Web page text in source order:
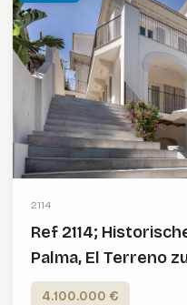
2114
Ref 2114;
Palma, El Terreno
4.100.000 €